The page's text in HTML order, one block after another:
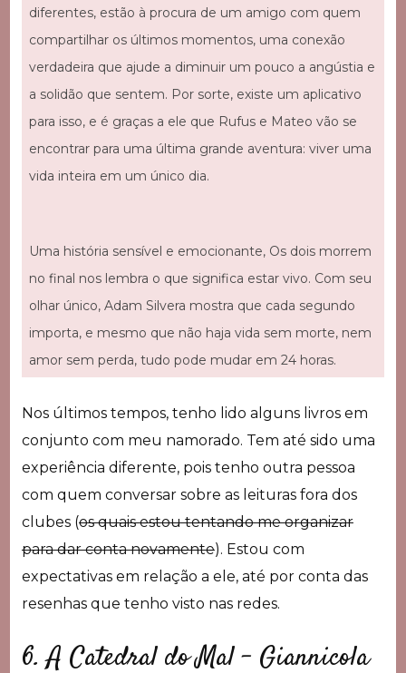
diferentes, estão à procura de um amigo com quem
compartilhar os últimos momentos, uma conexão
verdadeira que ajude a diminuir um pouco a angústia e
a solidão que sentem. Por sorte, existe um aplicativo
para isso, e é graças a ele que Rufus e Mateo vão se
encontrar para uma última grande aventura: viver uma
vida inteira em um único dia.
Uma história sensível e emocionante, Os dois morrem
no final nos lembra o que significa estar vivo. Com seu
olhar único, Adam Silvera mostra que cada segundo
importa, e mesmo que não haja vida sem morte, nem
amor sem perda, tudo pode mudar em 24 horas.
Nos últimos tempos, tenho lido alguns livros em
conjunto com meu namorado. Tem até sido uma
experiência diferente, pois tenho outra pessoa
com quem conversar sobre as leituras fora dos
clubes (os quais estou tentando me organizar
para dar conta novamente). Estou com
expectativas em relação a ele, até por conta das
resenhas que tenho visto nas redes.
6. A Catedral do Mal – Giannicola